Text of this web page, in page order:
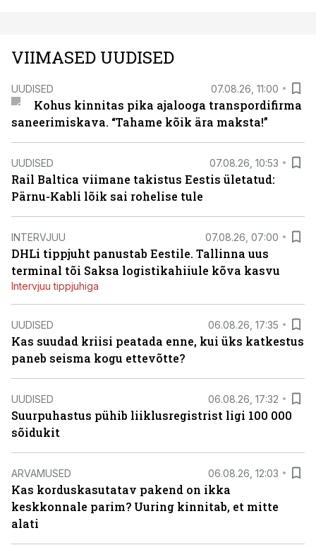
VIIMASED UUDISED
UUDISED 07.08.26, 11:00
Kohus kinnitas pika ajalooga transpordifirma
saneerimiskava. “Tahame kõik ära maksta!”
UUDISED 07.08.26, 10:53
Rail Baltica viimane takistus Eestis ületatud:
Pärnu-Kabli lõik sai rohelise tule
INTERVJUU 07.08.26, 07:00
DHLi tippjuht panustab Eestile. Tallinna uus
terminal tõi Saksa logistikahiiule kõva kasvu
Intervjuu tippjuhiga
UUDISED 06.08.26, 17:35
Kas suudad kriisi peatada enne, kui üks katkestus
paneb seisma kogu ettevõtte?
UUDISED 06.08.26, 17:32
Suurpuhastus pühib liiklusregistrist ligi 100 000
sõidukit
ARVAMUSED 06.08.26, 12:03
Kas korduskasutatav pakend on ikka
keskkonnale parim? Uuring kinnitab, et mitte
alati